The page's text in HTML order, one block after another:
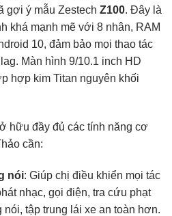
gợi ý mẫu Zestech Z100. Đây là
khá mạnh mẽ với 8 nhân, RAM
10, đảm bảo mọi thao tác
Màn hình 9/10.1 inch HD
hợp kim Titan nguyên khối
hữu đầy đủ các tính năng cơ
cần:
nói: Giúp chị điều khiển mọi tác
nhạc, gọi điện, tra cứu phạt
nói, tập trung lái xe an toàn hơn.